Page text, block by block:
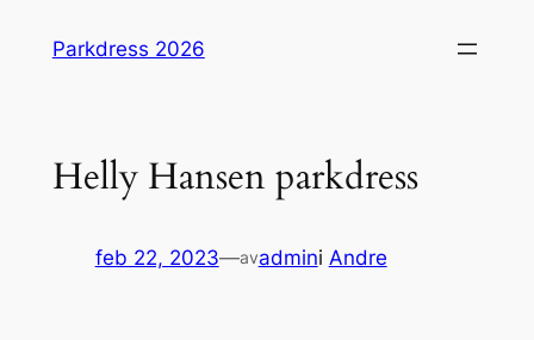
Parkdress 2026
Helly Hansen parkdress
feb 22, 2023—avadmini Andre